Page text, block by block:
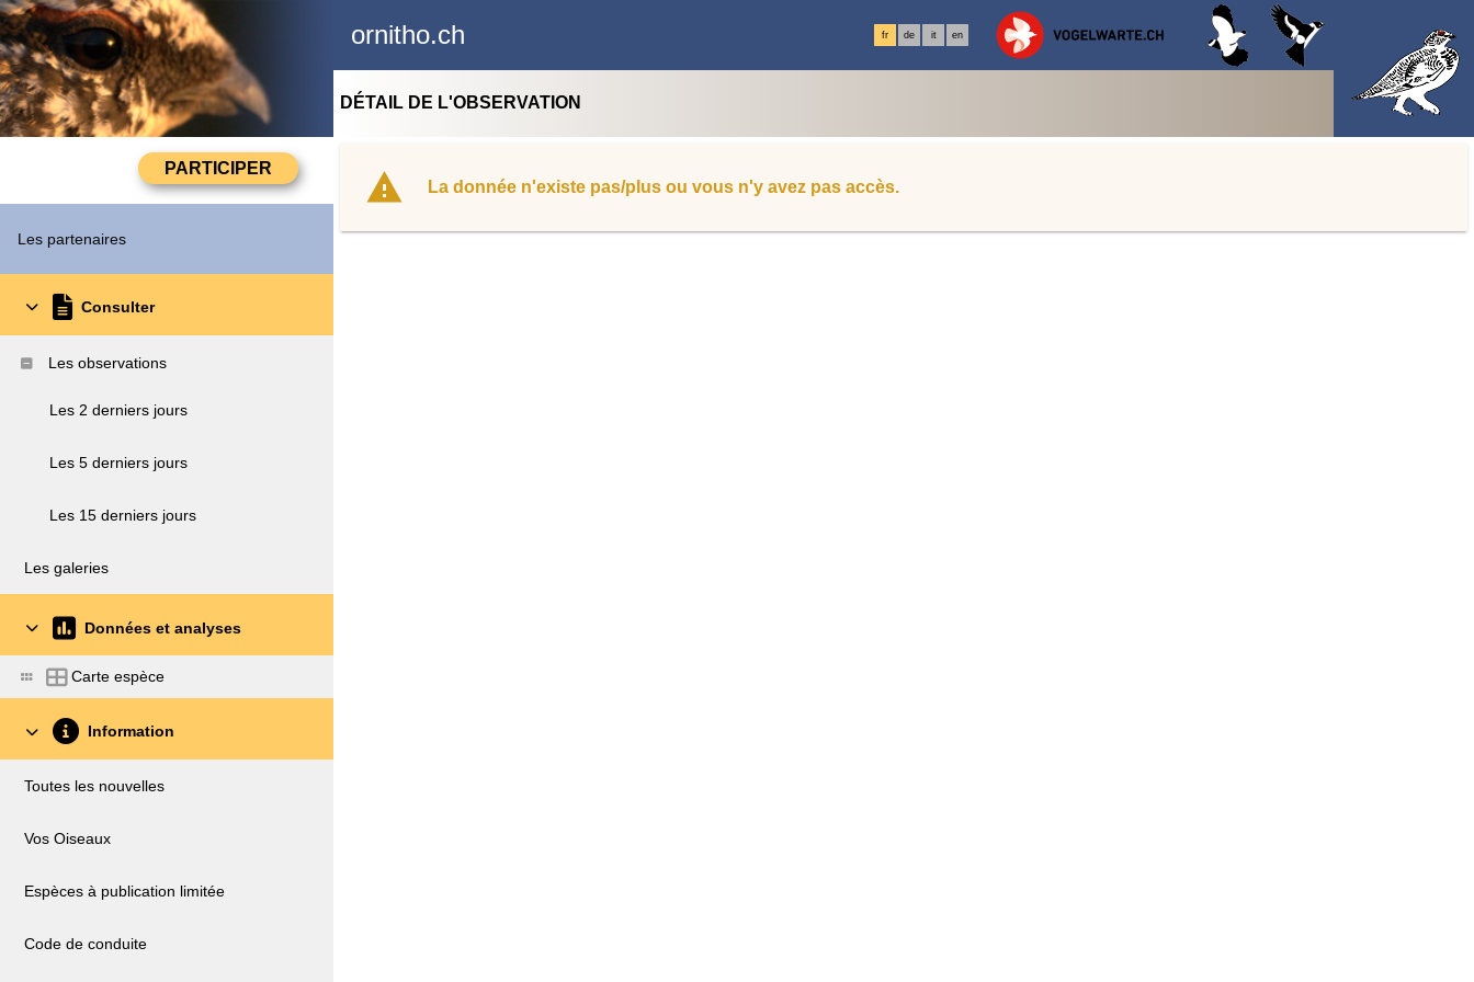
ornitho.ch fr de it en
Les partenaires
Consulter
Les observations
Les 2 derniers jours
Les 5 derniers jours
Les 15 derniers jours
Les galeries
Données et analyses
Carte espèce
Information
Toutes les nouvelles
Vos Oiseaux
Espèces à publication limitée
Code de conduite
DÉTAIL DE L'OBSERVATION
La donnée n'existe pas/plus ou vous n'y avez pas accès.